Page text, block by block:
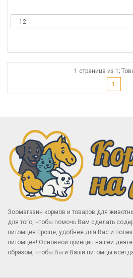
1 страница из 1;
1
Зоомагазин кормов и товаров для
для того, чтобы помочь Вам сделать
питомцев проще, удобнее для Вас и
питомцев! Основной принцип нашей
образом, чтобы Вы и Ваши питомцы